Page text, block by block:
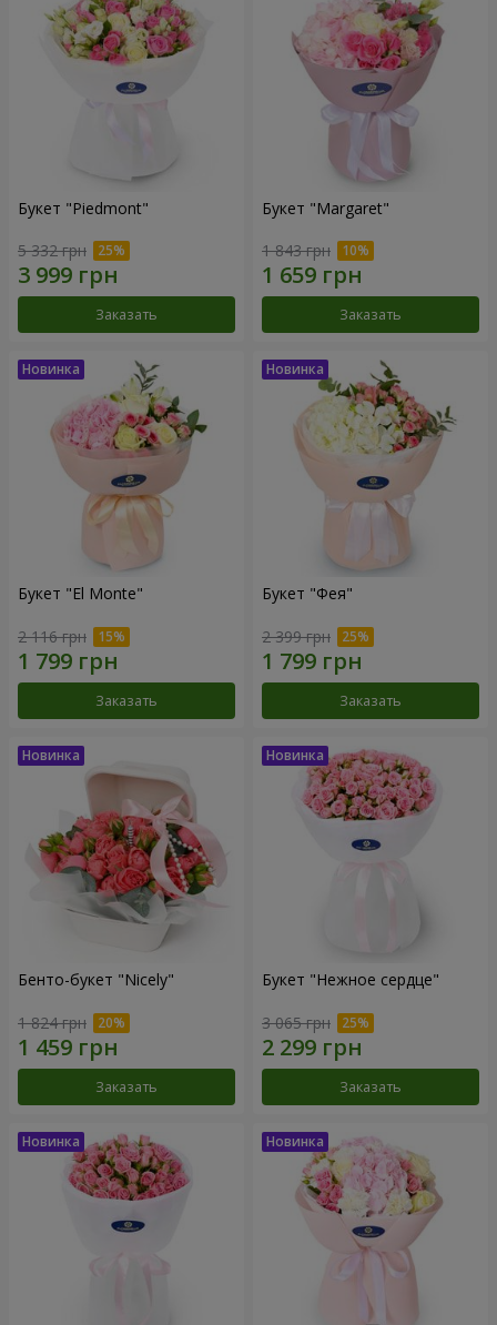
Букет "Piedmont"
5 332 грн
Заказать
Букет "Margaret"
1 843 грн
Заказать
Букет "El Monte"
2 116 грн
Заказать
Букет "Фея"
2 399 грн
Заказать
Бенто-букет "Nicely"
1 824 грн
Заказать
Букет "Нежное сердце"
3 065 грн
Заказать